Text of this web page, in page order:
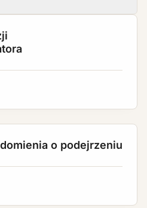
o podejrzeniu